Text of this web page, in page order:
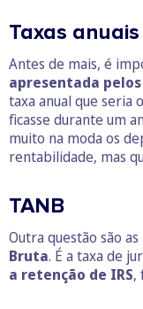
Taxas anuais
Antes de mais, é
apresentada
taxa anual que seria
ficasse durante um
muito na moda os
rentabilidade, mas
TANB
Outra questão são as
Bruta. É a taxa de
a retenção de IRS,